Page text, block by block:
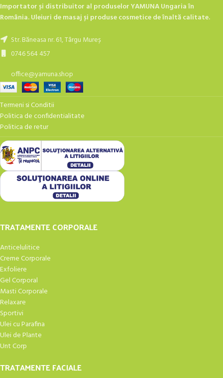
Importator și distribuitor al produselor YAMUNA Ungaria în
România. Uleiuri de masaj și produse cosmetice de înaltă calitate.
Str. Băneasa nr. 61, Târgu Mureș
0746 564 457
office@yamuna.shop
Termeni si Conditii
Politica de confidentialitate
Politica de retur
TRATAMENTE CORPORALE
Anticelulitice
Creme Corporale
Exfoliere
Gel Corporal
Masti Corporale
Relaxare
Sportivi
Ulei cu Parafina
Ulei de Plante
Unt Corp
TRATAMENTE FACIALE